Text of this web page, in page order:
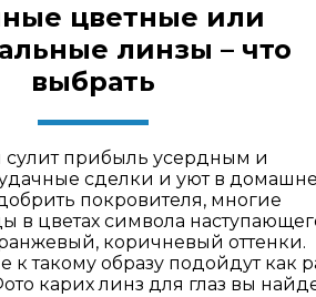
цветные или
линзы – что
выбрать
сулит прибыль усердным и
сделки и уют в
покровителя, многие
в цветах символа
коричневый оттенки.
к такому образу подойдут как
карих линз для глаз вы